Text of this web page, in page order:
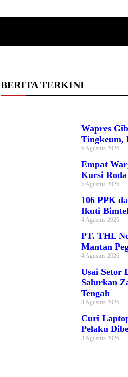
BERITA TERKINI
Wapres
Tingkeum,
6 Agustus 2026
Empat
Kursi
5 Agustus 2026
106 PPK
Ikuti
4 Agustus 2026
PT. THL
Mantan
4 Agustus 2026
Usai Setor
Salurkan
Tengah
3 Agustus 2026
Curi
Pelaku
3 Agustus 2026